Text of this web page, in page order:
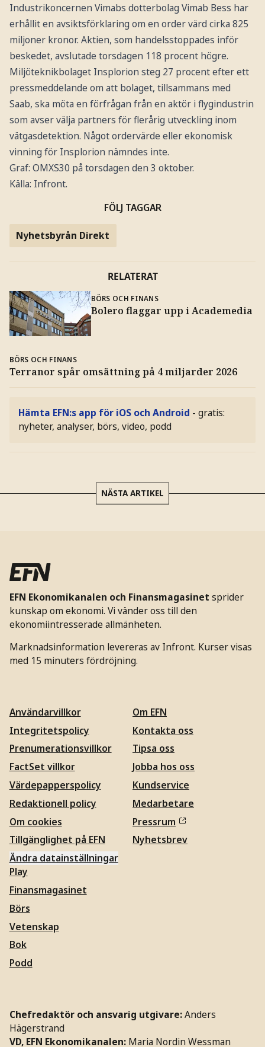
Industrikoncernen Vimabs dotterbolag Vimab Bess har
erhållit en avsiktsförklaring om en order värd cirka 825
miljoner kronor. Aktien, som handelsstoppades inför
beskedet, avslutade torsdagen 118 procent högre.
Miljöteknikbolaget Insplorion steg 27 procent efter ett
pressmeddelande om att bolaget, tillsammans med
Saab, ska möta en förfrågan från en aktör i flygindustrin
som avser välja partners för flerårig utveckling inom
vätgasdetektion. Något ordervärde eller ekonomisk
vinning för Insplorion nämndes inte.
Graf: OMXS30 på torsdagen den 3 oktober.
Källa: Infront.
FÖLJ TAGGAR
Nyhetsbyrån Direkt
RELATERAT
BÖRS OCH FINANS
Bolero flaggar upp i Academedia
BÖRS OCH FINANS
Terranor spår omsättning på 4 miljarder 2026
Hämta EFN:s app för iOS och Android - gratis:
nyheter, analyser, börs, video, podd
NÄSTA ARTIKEL
EFN Ekonomikanalen och Finansmagasinet sprider
kunskap om ekonomi. Vi vänder oss till den
ekonomiintresserade allmänheten.
Marknadsinformation levereras av Infront. Kurser visas
med 15 minuters fördröjning.
Användarvillkor
Integritetspolicy
Prenumerationsvillkor
FactSet villkor
Värdepapperspolicy
Redaktionell policy
Om cookies
Tillgänglighet på EFN
Ändra datainställningar
Om EFN
Kontakta oss
Tipsa oss
Jobba hos oss
Kundservice
Medarbetare
Pressrum
Nyhetsbrev
Play
Finansmagasinet
Börs
Vetenskap
Bok
Podd
Chefredaktör och ansvarig utgivare: Anders
Hägerstrand
VD, EFN Ekonomikanalen: Maria Nordin Wessman